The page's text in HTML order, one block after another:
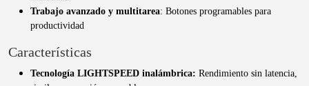
Trabajo avanzado y multitarea: Botones programables para
productividad
Características
Tecnología LIGHTSPEED inalámbrica: Rendimiento sin latencia,